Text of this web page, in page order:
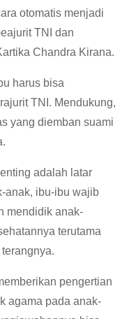
otomatis menjadi
TNI dan
Chandra Kirana.
harus bisa
TNI. Mendukung,
yang diemban suami
adalah latar
anak, ibu-ibu wajib
mendidik anak-
terutama
pengertian
agama pada anak-